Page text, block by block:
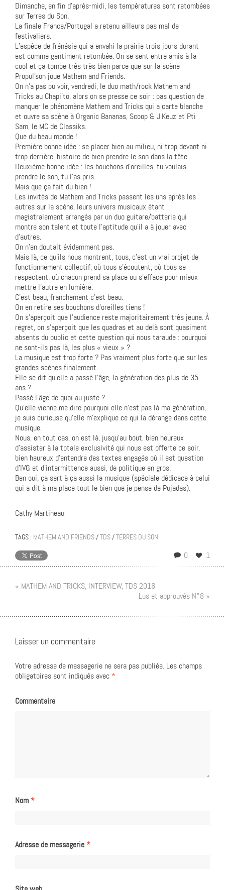
Dimanche, en fin d’après-midi, les températures sont retombées
sur Terres du Son.
La finale France/Portugal a retenu ailleurs pas mal de
festivaliers.
L’espèce de frénésie qui a envahi la prairie trois jours durant
est comme gentiment retombée. On se sent entre amis à la
cool et ça tombe très très bien parce que sur la scène
Propul’son joue Mathem and Friends.
On n’a pas pu voir, vendredi, le duo math/rock Mathem and
Tricks au Chapi’to, alors on se presse ce soir : pas question de
manquer le phénomène Mathem and Tricks qui a carte blanche
et ouvre sa scène à Organic Bananas, Scoop & J.Keuz et Pti
Sam, le MC de Classiks.
Que du beau monde !
Première bonne idée : se placer bien au milieu, ni trop devant ni
trop derrière, histoire de bien prendre le son dans la tête.
Deuxième bonne idée : les bouchons d’oreilles, tu voulais
prendre le son, tu l’as pris.
Mais que ça fait du bien !
Les invités de Mathem and Tricks passent les uns après les
autres sur la scène, leurs univers musicaux étant
magistralement arrangés par un duo guitare/batterie qui
montre son talent et toute l’aptitude qu’il a à jouer avec
d’autres.
On n’en doutait évidemment pas.
Mais là, ce qu’ils nous montrent, tous, c’est un vrai projet de
fonctionnement collectif, où tous s’écoutent, où tous se
respectent, où chacun prend sa place ou s’efface pour mieux
mettre l’autre en lumière.
C’est beau, franchement c’est beau.
On en retire ses bouchons d’oreilles tiens !
On s’aperçoit que l’audience reste majoritairement très jeune. À
regret, on s’aperçoit que les quadras et au delà sont quasiment
absents du public et cette question qui nous taraude : pourquoi
ne sont-ils pas là, les plus « vieux » ?
La musique est trop forte ? Pas vraiment plus forte que sur les
grandes scènes finalement.
Elle se dit qu’elle a passé l’âge, la génération des plus de 35
ans ?
Passé l’âge de quoi au juste ?
Qu’elle vienne me dire pourquoi elle n’est pas là ma génération,
je suis curieuse qu’elle m’explique ce qui la dérange dans cette
musique.
Nous, en tout cas, on est là, jusqu’au bout, bien heureux
d’assister à la totale exclusivité qui nous est offerte ce soir,
bien heureux d’entendre des textes engagés où il est question
d’IVG et d’intermittence aussi, de politique en gros.
Ben oui, ça sert à ça aussi la musique (spéciale dédicace à celui
qui a dit à ma place tout le bien que je pense de Pujadas).
Cathy Martineau
TAGS : MATHEM AND FRIENDS/TDS/TERRES DU SON
0 1
« MATHEM AND TRICKS, INTERVIEW, TDS 2016
Lus et approuvés N°8 »
Laisser un commentaire
Votre adresse de messagerie ne sera pas publiée. Les champs
obligatoires sont indiqués avec *
Commentaire
Nom*
Adresse de messagerie*